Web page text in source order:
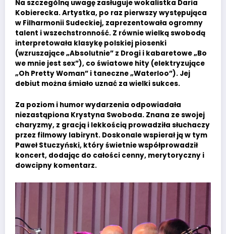
Na szczególną uwagę zasługuje wokalistka Daria
Kobierecka. Artystka, po raz pierwszy występująca
w Filharmonii Sudeckiej, zaprezentowała ogromny
talent i wszechstronność. Z równie wielką swobodą
interpretowała klasykę polskiej piosenki
(wzruszające „Absolutnie” z Drogi i kabaretowe „Bo
we mnie jest sex”), co światowe hity (elektryzujące
„Oh Pretty Woman” i taneczne „Waterloo”). Jej
debiut można śmiało uznać za wielki sukces.
Za poziom i humor wydarzenia odpowiadała
niezastąpiona Krystyna Swoboda. Znana ze swojej
charyzmy, z gracją i lekkością prowadziła słuchaczy
przez filmowy labirynt. Doskonale wspierał ją w tym
Paweł Stuczyński, który świetnie współprowadził
koncert, dodając do całości cenny, merytoryczny i
dowcipny komentarz.